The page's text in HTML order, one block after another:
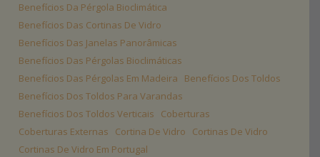
Benefícios Da Pérgola Bioclimática
Benefícios Das Cortinas De Vidro
Benefícios Das Janelas Panorâmicas
Benefícios Das Pérgolas Bioclimáticas
Benefícios Das Pérgolas Em Madeira
Benefícios Dos Toldos
Benefícios Dos Toldos Para Varandas
Benefícios Dos Toldos Verticais
Coberturas
Coberturas Externas
Cortina De Vidro
Cortinas De Vidro
Cortinas De Vidro Em Portugal